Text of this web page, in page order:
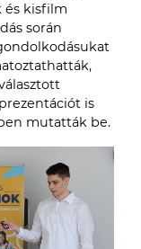
és kisfilm
során
is
mutatták be.